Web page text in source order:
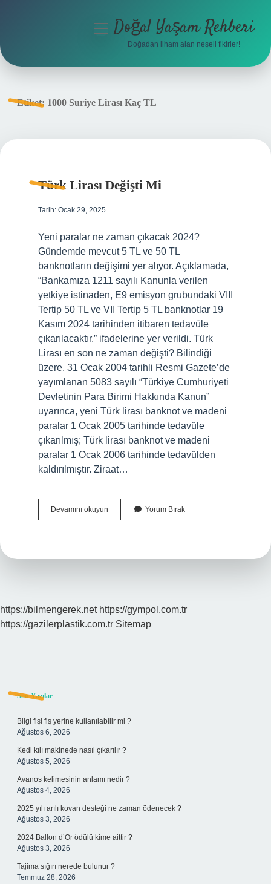
menüyüDoğal Yaşam Rehberi
Doğadan ilham alan neşeli fikirler!
Etiket: 1000 Suriye Lirası Kaç TL
Türk Lirası Değişti Mi
Tarih: Ocak 29, 2025
Yeni paralar ne zaman çıkacak 2024?
Gündemde mevcut 5 TL ve 50 TL
banknotların değişimi yer alıyor. Açıklamada,
“Bankamıza 1211 sayılı Kanunla verilen
yetkiye istinaden, E9 emisyon grubundaki VIII
Tertip 50 TL ve VII Tertip 5 TL banknotlar 19
Kasım 2024 tarihinden itibaren tedavüle
çıkarılacaktır.” ifadelerine yer verildi. Türk
Lirası en son ne zaman değişti? Bilindiği
üzere, 31 Ocak 2004 tarihli Resmi Gazete’de
yayımlanan 5083 sayılı “Türkiye Cumhuriyeti
Devletinin Para Birimi Hakkında Kanun”
uyarınca, yeni Türk lirası banknot ve madeni
paralar 1 Ocak 2005 tarihinde tedavüle
çıkarılmış; Türk lirası banknot ve madeni
paralar 1 Ocak 2006 tarihinde tedavülden
kaldırılmıştır. Ziraat…
Devamını okuyun
Lirası
Yorum Bırak
https://bilmengerek.net https://gympol.com.tr
https://gazilerplastik.com.tr Sitemap
Sidebar
Son Yazılar
Bilgi fişi fiş yerine kullanılabilir mi ?
Ağustos 6, 2026
Kedi kılı makinede nasıl çıkarılır ?
Ağustos 5, 2026
Avanos kelimesinin anlamı nedir ?
Ağustos 4, 2026
2025 yılı arılı kovan desteği ne zaman ödenecek ?
Ağustos 3, 2026
2024 Ballon d’Or ödülü kime aittir ?
Ağustos 3, 2026
Tajima sığırı nerede bulunur ?
Temmuz 28, 2026